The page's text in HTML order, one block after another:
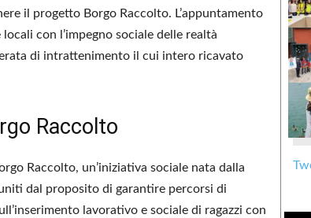
il progetto Borgo Raccolto. L’appuntamento
locali con l’impegno sociale delle realtà
di intrattenimento il cui intero ricavato
Raccolto
Raccolto, un’iniziativa sociale nata dalla
dal proposito di garantire percorsi di
lavorativo e sociale di ragazzi con